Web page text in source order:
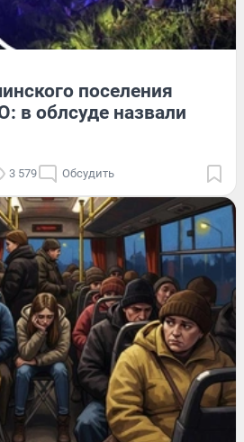
поселения
в облсуде назвали
3 579 Обсудить